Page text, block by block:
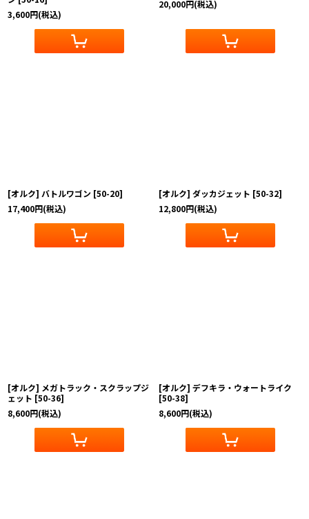
3,600円(税込)
20,000円(税込)
[オルク] バトルワゴン [50-20]
17,400円(税込)
[オルク] ダッカジェット [50-32]
12,800円(税込)
[オルク] メガトラック・スクラップジ
ェット [50-36]
8,600円(税込)
[オルク] デフキラ・ウォートライク
[50-38]
8,600円(税込)